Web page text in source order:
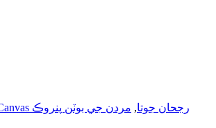
Canvas رجحان جوتا, مردن جي بوٽن پنروڪ